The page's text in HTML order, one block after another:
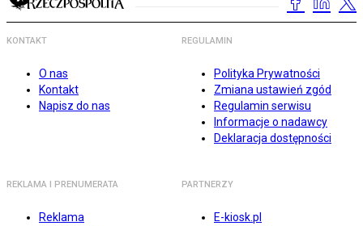
KONTAKT
O nas
Kontakt
Napisz do nas
REGULAMIN
Polityka Prywatności
Zmiana ustawień zgód
Regulamin serwisu
Informacje o nadawcy
Deklaracja dostępności
REKLAMA I PRENUMERATA
Reklama
PARTNERZY
E-kiosk.pl